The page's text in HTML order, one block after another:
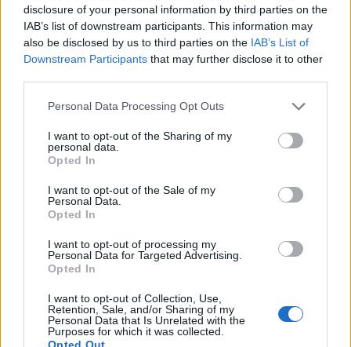
disclosure of your personal information by third parties on the
IAB’s list of downstream participants. This information may
also be disclosed by us to third parties on the IAB’s List of
Downstream Participants that may further disclose it to other
Personal Data Processing Opt Outs
I want to opt-out of the Sharing of my
personal data.
Opted In
I want to opt-out of the Sale of my
Personal Data.
Opted In
I want to opt-out of processing my
Personal Data for Targeted Advertising.
Opted In
I want to opt-out of Collection, Use,
Retention, Sale, and/or Sharing of my
Personal Data that Is Unrelated with the
Purposes for which it was collected.
Opted Out
T. szereti a fiatal lányokat 13. rész
Minka 9. rész